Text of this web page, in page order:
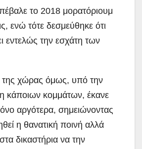
το 2018 μορατόριουμ
ενώ τότε δεσμεύθηκε ότι
εντελώς την εσχάτη των
χώρας όμως, υπό την
κάποιων κομμάτων, έκανε
αργότερα, σημειώνοντας
η θανατική ποινή αλλά
δικαστήρια να την